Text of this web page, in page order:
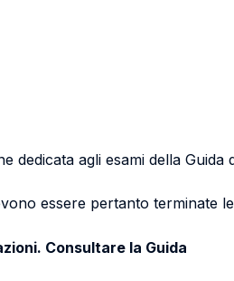
dedicata agli esami della Guida
essere pertanto terminate le
Consultare la Guida